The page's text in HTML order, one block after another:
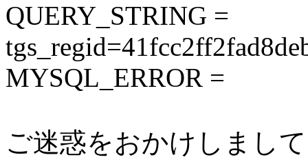
QUERY_STRING =
MYSQL_ERROR =
ご迷惑をおかけしまし